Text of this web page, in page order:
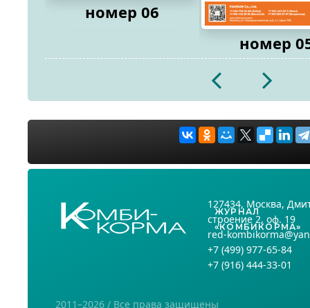
номер 06
номер
2026
ЖУРНАЛ
«КОМБИКОРМА»
127434, Москва,
строение 2, оф. 19
red-
+7 (499) 977-65-84
+7 (916) 444-33-01
2011–2026 / Все права защищены